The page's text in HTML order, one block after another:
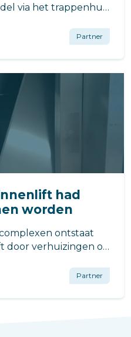
via het trappenhuis
maar toch wordt
Partner
had
worden
ontstaat
door verhuizingen of
zijn vaak het
Partner